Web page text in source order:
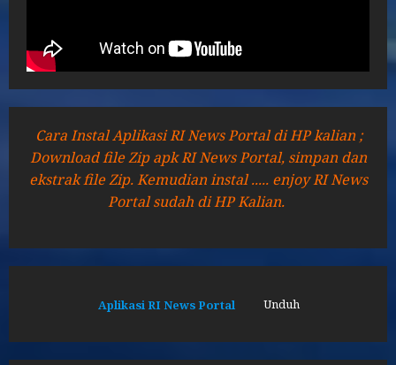
Cara Instal Aplikasi RI News Portal di HP kalian ;
Download file Zip apk RI News Portal, simpan dan
ekstrak file Zip. Kemudian instal ..... enjoy RI News
Portal sudah di HP Kalian.
Aplikasi RI News Portal Unduh